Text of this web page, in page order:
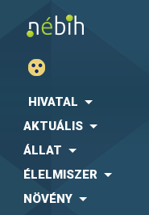
HIVATAL
AKTUÁLIS
ÁLLAT
ÉLELMISZER
NÖVÉNY